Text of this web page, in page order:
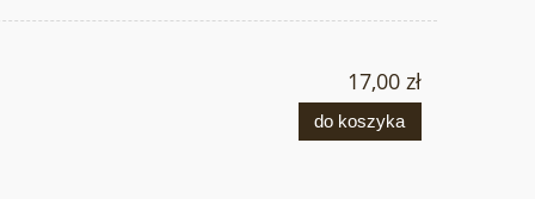
17,00 zł
do koszyka